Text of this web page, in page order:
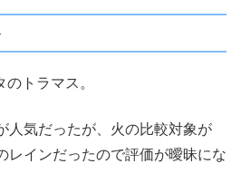
トラマス。
人気だったが、火の比較対象が
レインだったので評価が曖昧にな